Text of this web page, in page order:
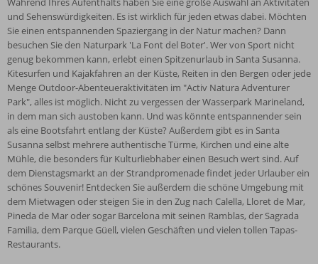
und Sehenswürdigkeiten. Es ist wirklich für jeden etwas dabei. Möchten
Sie einen entspannenden Spaziergang in der Natur machen? Dann
besuchen Sie den Naturpark 'La Font del Boter'. Wer von Sport nicht
genug bekommen kann, erlebt einen Spitzenurlaub in Santa Susanna.
Kitesurfen und Kajakfahren an der Küste, Reiten in den Bergen oder jede
Menge Outdoor-Abenteueraktivitäten im "Activ Natura Adventurer
Park", alles ist möglich. Nicht zu vergessen der Wasserpark Marineland,
in dem man sich austoben kann. Und was könnte entspannender sein
als eine Bootsfahrt entlang der Küste? Außerdem gibt es in Santa
Susanna selbst mehrere authentische Türme, Kirchen und eine alte
Mühle, die besonders für Kulturliebhaber einen Besuch wert sind. Auf
dem Dienstagsmarkt an der Strandpromenade findet jeder Urlauber ein
schönes Souvenir! Entdecken Sie außerdem die schöne Umgebung mit
dem Mietwagen oder steigen Sie in den Zug nach Calella, Lloret de Mar,
Pineda de Mar oder sogar Barcelona mit seinen Ramblas, der Sagrada
Familia, dem Parque Güell, vielen Geschäften und vielen tollen Tapas-
Restaurants.